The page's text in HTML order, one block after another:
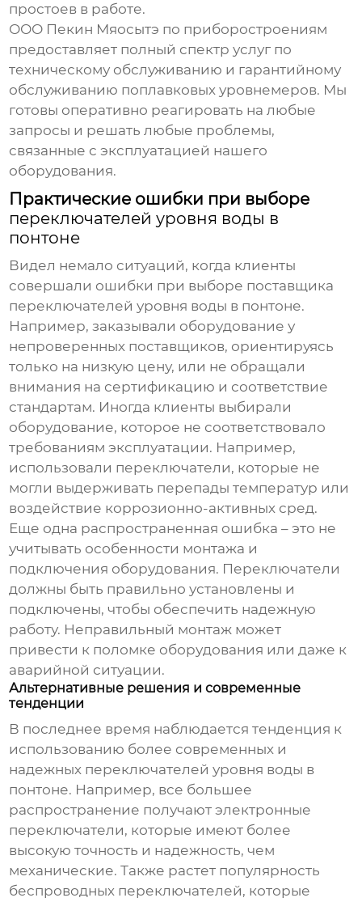
простоев в работе.
ООО Пекин Мяосытэ по приборостроениям
предоставляет полный спектр услуг по
техническому обслуживанию и гарантийному
обслуживанию поплавковых уровнемеров. Мы
готовы оперативно реагировать на любые
запросы и решать любые проблемы,
связанные с эксплуатацией нашего
оборудования.
Практические ошибки при выборе
переключателей уровня воды в
понтоне
Видел немало ситуаций, когда клиенты
совершали ошибки при выборе поставщика
переключателей уровня воды в понтоне.
Например, заказывали оборудование у
непроверенных поставщиков, ориентируясь
только на низкую цену, или не обращали
внимания на сертификацию и соответствие
стандартам. Иногда клиенты выбирали
оборудование, которое не соответствовало
требованиям эксплуатации. Например,
использовали переключатели, которые не
могли выдерживать перепады температур или
воздействие коррозионно-активных сред.
Еще одна распространенная ошибка – это не
учитывать особенности монтажа и
подключения оборудования. Переключатели
должны быть правильно установлены и
подключены, чтобы обеспечить надежную
работу. Неправильный монтаж может
привести к поломке оборудования или даже к
аварийной ситуации.
Альтернативные решения и современные
тенденции
В последнее время наблюдается тенденция к
использованию более современных и
надежных переключателей уровня воды в
понтоне. Например, все большее
распространение получают электронные
переключатели, которые имеют более
высокую точность и надежность, чем
механические. Также растет популярность
беспроводных переключателей, которые